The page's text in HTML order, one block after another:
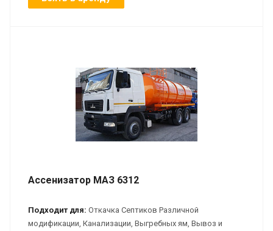
Ассенизатор МАЗ 6312
Подходит для: Откачка Септиков Различной
модификации, Канализации, Выгребных ям, Вывоз и